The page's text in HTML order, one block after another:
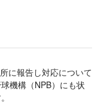
に報告し対応について
機構（NPB）にも状